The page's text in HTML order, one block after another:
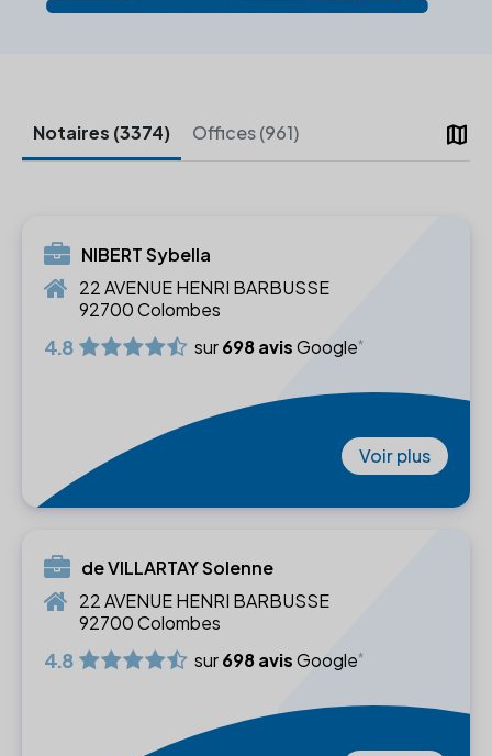
map
Notaires (3374) Offices (961)
NIBERT Sybella
22 AVENUE HENRI BARBUSSE
92700 Colombes
4.8 sur698 avisGoogle
Voir plus
de VILLARTAY Solenne
22 AVENUE HENRI BARBUSSE
92700 Colombes
4.8 sur698 avisGoogle